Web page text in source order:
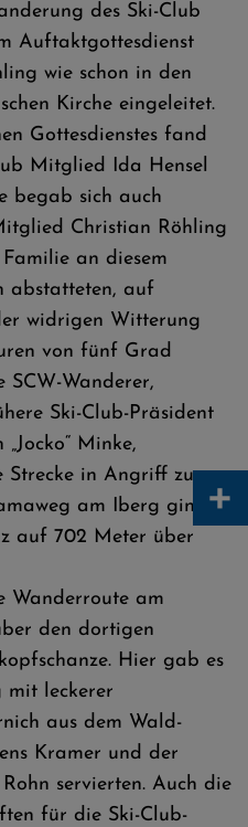
des Ski-Club
Auftaktgottesdienst
wie schon in den
Kirche eingeleitet.
Gottesdienstes fand
Mitglied Ida Hensel
begab sich auch
Christian Röhling
an diesem
abstatteten, auf
widrigen Witterung
von fünf Grad
SCW-Wanderer,
Ski-Club-Präsident
Minke,
Strecke in Angriff zu
am Iberg ging es
auf 702 Meter über
Wanderroute am
den dortigen
Hier gab es
mit leckerer
aus dem Wald-
Kramer und der
servierten. Auch die
für die Ski-Club-
+